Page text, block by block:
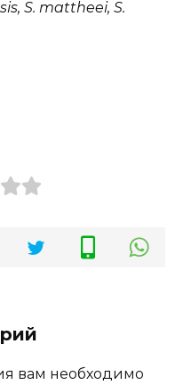
S. mattheei, S.
вам необходимо